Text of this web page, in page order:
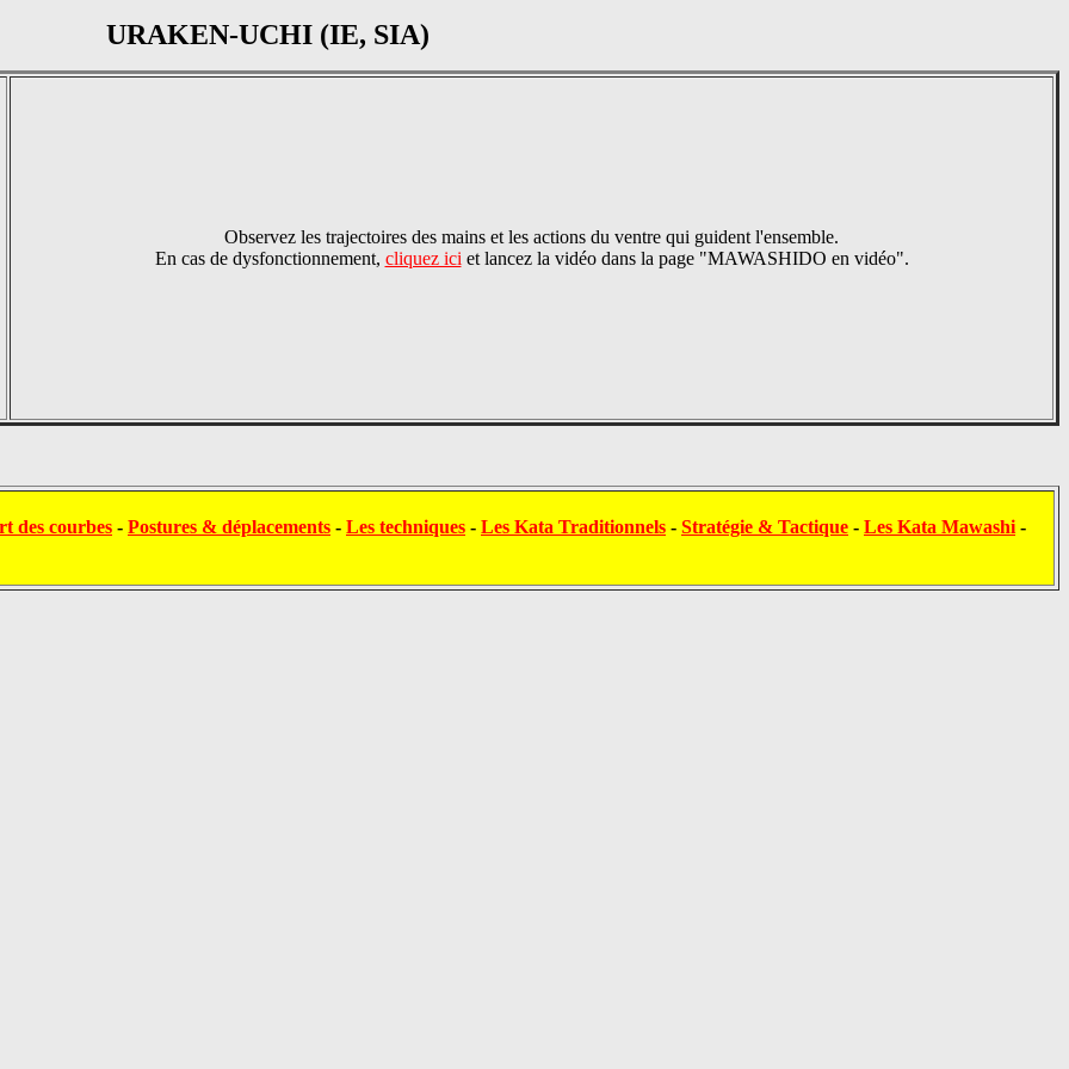
URAKEN-UCHI (IE, SIA)
Observez les trajectoires des mains et les actions du ventre qui guident l'ensemble.
En cas de dysfonctionnement, cliquez ici et lancez la vidéo dans la page "MAWASHIDO en vidéo".
des courbes - Postures & déplacements - Les techniques - Les Kata Traditionnels - Stratégie & Tactique - Les Kata Mawashi -